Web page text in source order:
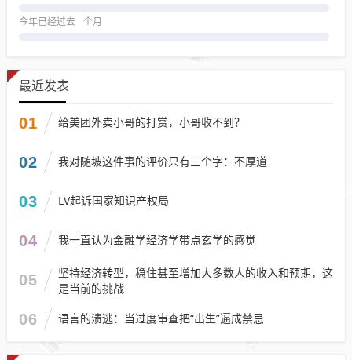
今年已经过去 个月
最近发表
01 给美团外卖小哥的打赏，小哥收不到？
02 我对随坡这件事的评价只有三个字：不厚道
03 LV起诉国家知识产权局
04 我一直认为金融学经济学带点玄学的感觉
05
坚持经济转型，稳住甚至增加大多数人的收入和预期，这
是当前的挑战
06 语言的溃逃：当过度审查把“出生”逼成禁忌